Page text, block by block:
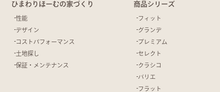
ひまわりほーむの家づくり
性能
デザイン
コストパフォーマンス
土地探し
保証・メンテナンス
商品シリーズ
フィット
グランデ
プレミアム
セレクト
クラシコ
バリエ
フラット